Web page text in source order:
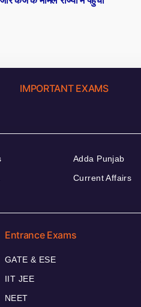
IMPORTANT EXAMS
Adda Punjab
Current Affairs
Entrance Exams
GATE & ESE
IIT JEE
NEET